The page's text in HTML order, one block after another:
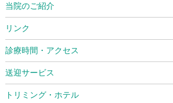
当院のご紹介
リンク
診療時間・アクセス
送迎サービス
トリミング・ホテル